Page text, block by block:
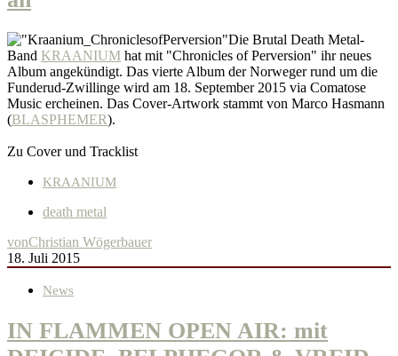
Die Brutal Death Metal-
Band KRAANIUM hat mit "Chronicles of Perversion" ihr neues
Album angekündigt. Das vierte Album der Norweger rund um die
Funderud-Zwillinge wird am 18. September 2015 via Comatose
Music ercheinen. Das Cover-Artwork stammt von Marco Hasmann
(BLASPHEMER).
Zu Cover und Tracklist
KRAANIUM
death metal
vonChristian Wögerbauer
18. Juli 2015
News
IN FLAMMEN OPEN AIR: mit